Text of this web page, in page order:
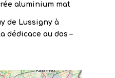
aluminium mat
de Lussigny à
dédicace au dos –